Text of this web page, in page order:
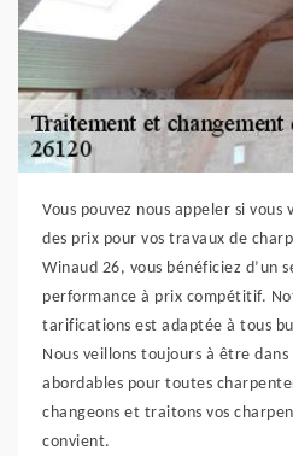
Vous pouvez nous appeler si vous
des prix pour vos travaux de
Winaud 26, vous bénéficiez d’un
performance à prix compétitif.
tarifications est adaptée à tous
Nous veillons toujours à être
abordables pour toutes
changeons et traitons vos
convient.